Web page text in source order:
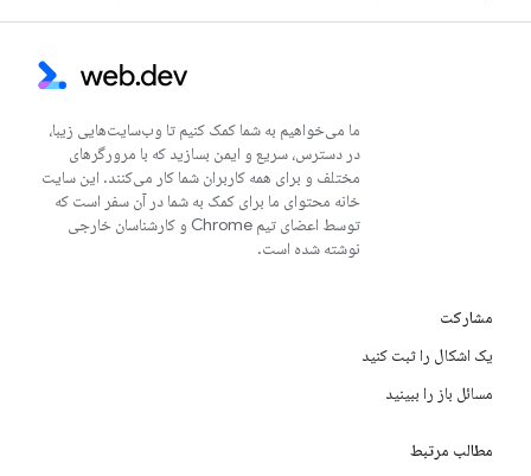
ما می‌خواهیم به شما کمک کنیم تا وب‌سایت‌هایی زیبا،
در دسترس، سریع و ایمن بسازید که با مرورگرهای
مختلف و برای همه کاربران شما کار می‌کنند. این سایت
خانه محتوای ما برای کمک به شما در آن سفر است که
توسط اعضای تیم Chrome و کارشناسان خارجی
نوشته شده است.
مشارکت
یک اشکال را ثبت کنید
مسائل باز را ببینید
مطالب مرتبط